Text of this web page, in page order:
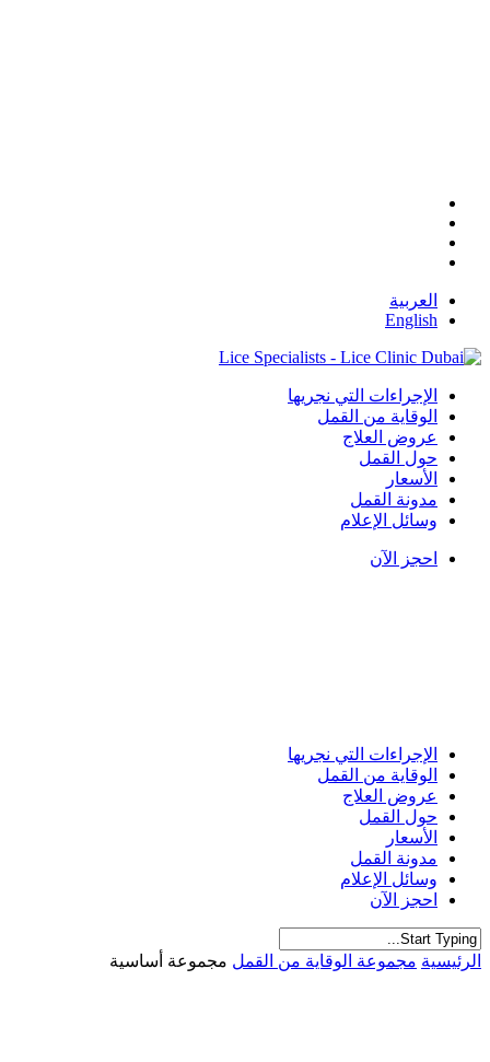
main
content
العربية
English
Menu
الإجراءات التي نجريها
الوقاية من القمل
عروض العلاج
حول القمل
الأسعار
مدونة القمل
وسائل الإعلام
احجز الآن
الإجراءات التي نجريها
الوقاية من القمل
عروض العلاج
حول القمل
الأسعار
مدونة القمل
وسائل الإعلام
احجز الآن
Close
الرئيسية مجموعة الوقاية من القمل مجموعة أساسية